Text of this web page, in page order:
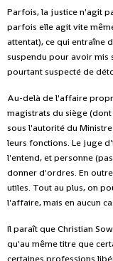
Parfois, la justice n'agit
parfois elle agit vite
attentat), ce qui entraîne
suspendu pour avoir mis
pourtant suspecté de
Au-delà de l'affaire
magistrats du siège
sous l'autorité du
leurs fonctions. Le juge
l'entend, et personne
donner d'ordres. En
utiles. Tout au plus, on
l'affaire, mais en aucun
Il paraît que Christian
qu'au même titre que
certaines professions